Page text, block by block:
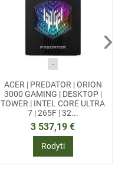
-
ACER | PREDATOR | ORION
3000 GAMING | DESKTOP |
TOWER | INTEL CORE ULTRA
7 | 265F | 32...
3 537,19 €
Rodyti